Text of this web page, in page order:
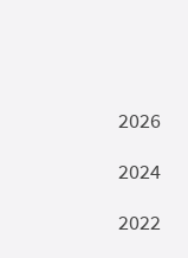
2026
2024
2022